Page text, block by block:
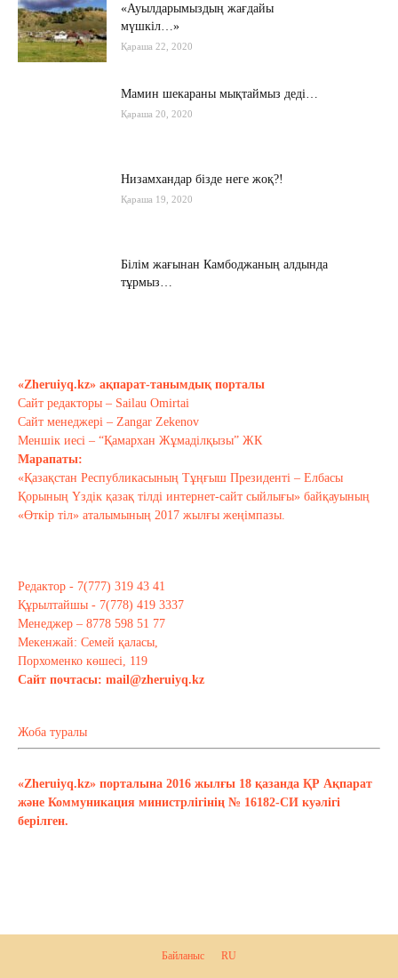
«Ауылдарымыздың жағдайы
мүшкіл…»
Қараша 22, 2020
Мамин шекараны мықтаймыз деді…
Қараша 20, 2020
Низамхандар бізде неге жоқ?!
Қараша 19, 2020
Білім жағынан Камбоджаның алдында
тұрмыз…
Тағы оқу
«Zheruiyq.kz» ақпарат-танымдық порталы
Сайт редакторы – Sailau Omirtai
Сайт менеджері – Zangar Zekenov
Меншік иесі – “Қамархан Жұмаділқызы” ЖК
Марапаты:
«Қазақстан Республикасының Тұңғыш Президенті – Елбасы
Қорының Үздік қазақ тілді интернет-сайт сыйлығы» байқауының
«Өткір тіл» аталымының 2017 жылғы жеңімпазы.
Редактор - 7(777) 319 43 41
Құрылтайшы - 7(778) 419 3337
Менеджер – 8778 598 51 77
Мекенжай: Семей қаласы,
Порхоменко көшесі, 119
Сайт почтасы: mail@zheruiyq.kz
Жоба туралы
«Zheruiyq.kz» порталына 2016 жылғы 18 қазанда ҚР Ақпарат
және Коммуникация министрлігінің № 16182-СИ куәлігі
берілген.
Байланыс RU